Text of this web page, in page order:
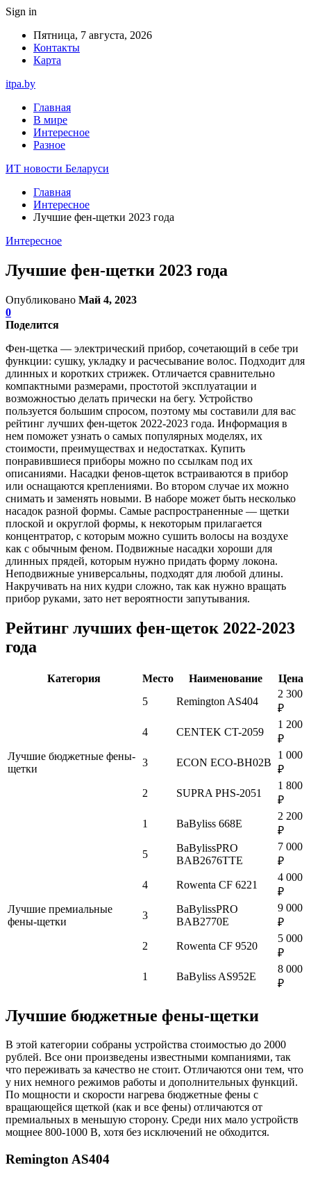
Sign in
Пятница, 7 августа, 2026
Контакты
Карта
itpa.by
Главная
В мире
Интересное
Разное
ИТ новости Беларуси
Главная
Интересное
Лучшие фен-щетки 2023 года
Интересное
Лучшие фен-щетки 2023 года
Опубликовано Май 4, 2023
0
Поделится
Фен-щетка — электрический прибор, сочетающий в себе три
функции: сушку, укладку и расчесывание волос. Подходит для
длинных и коротких стрижек. Отличается сравнительно
компактными размерами, простотой эксплуатации и
возможностью делать прически на бегу. Устройство
пользуется большим спросом, поэтому мы составили для вас
рейтинг лучших фен-щеток 2022-2023 года. Информация в
нем поможет узнать о самых популярных моделях, их
стоимости, преимуществах и недостатках. Купить
понравившиеся приборы можно по ссылкам под их
описаниями. Насадки фенов-щеток встраиваются в прибор
или оснащаются креплениями. Во втором случае их можно
снимать и заменять новыми. В наборе может быть несколько
насадок разной формы. Самые распространенные — щетки
плоской и округлой формы, к некоторым прилагается
концентратор, с которым можно сушить волосы на воздухе
как с обычным феном. Подвижные насадки хороши для
длинных прядей, которым нужно придать форму локона.
Неподвижные универсальны, подходят для любой длины.
Накручивать на них кудри сложно, так как нужно вращать
прибор руками, зато нет вероятности запутывания.
Рейтинг лучших фен-щеток 2022-2023
года
Категория Место Наименование Цена
Лучшие бюджетные фены-
щетки
5 Remington AS404
2 300
₽
4
CENTEK CT-2059
1 200
₽
3
ECON ECO-BH02B
1 000
₽
2
SUPRA PHS-2051
1 800
₽
1
BaByliss 668E
2 200
₽
Лучшие премиальные
фены-щетки
5
BaBylissPRO
BAB2676TTE
7 000
₽
4
Rowenta CF 6221
4 000
₽
3
BaBylissPRO
BAB2770E
9 000
₽
2
Rowenta CF 9520
5 000
₽
1
BaByliss AS952E
8 000
₽
Лучшие бюджетные фены-щетки
В этой категории собраны устройства стоимостью до 2000
рублей. Все они произведены известными компаниями, так
что переживать за качество не стоит. Отличаются они тем, что
у них немного режимов работы и дополнительных функций.
По мощности и скорости нагрева бюджетные фены с
вращающейся щеткой (как и все фены) отличаются от
премиальных в меньшую сторону. Среди них мало устройств
мощнее 800-1000 В, хотя без исключений не обходится.
Remington AS404